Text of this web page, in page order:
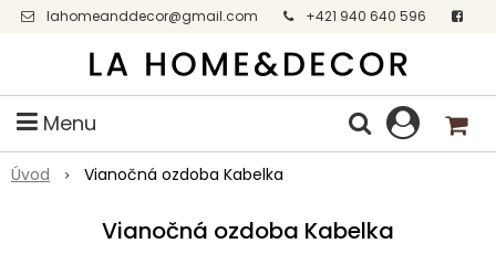
lahomeanddecor@gmail.com
+421 940 640 596
Facebook
Menu
Úvod Vianočná ozdoba Kabelka
Vianočná ozdoba Kabelka